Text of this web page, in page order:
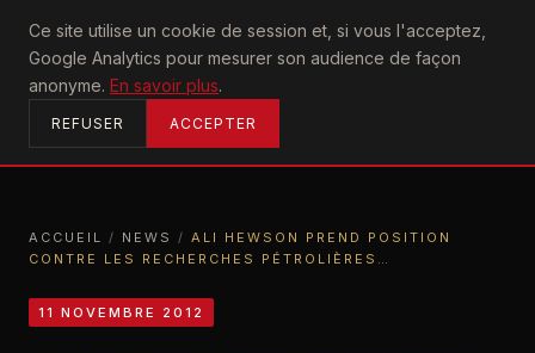
Ce site utilise un cookie de session et, si vous l'acceptez,
Google Analytics pour mesurer son audience de façon
anonyme. En savoir plus.
REFUSER ACCEPTER
U2achtung
ACCUEIL
ACCUEIL / NEWS / ALI HEWSON PREND POSITION
CONTRE LES RECHERCHES PÉTROLIÈRES…
11 NOVEMBRE 2012